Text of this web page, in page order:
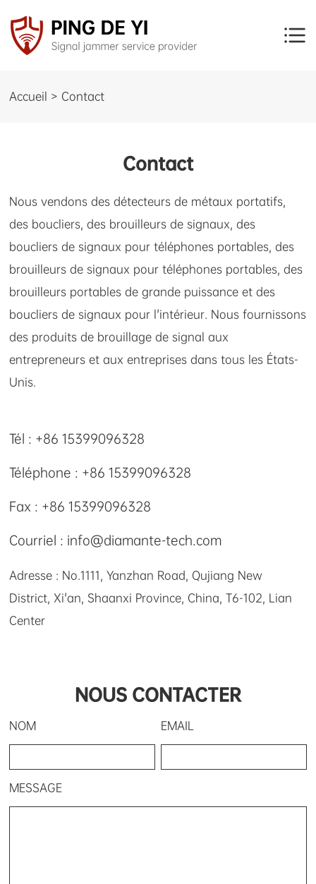
Accueil > Contact
Contact
Nous vendons des détecteurs de métaux portatifs,
des boucliers, des brouilleurs de signaux, des
boucliers de signaux pour téléphones portables, des
brouilleurs de signaux pour téléphones portables, des
brouilleurs portables de grande puissance et des
boucliers de signaux pour l'intérieur. Nous fournissons
des produits de brouillage de signal aux
entrepreneurs et aux entreprises dans tous les États-
Unis.
Tél : +86 15399096328
Téléphone : +86 15399096328
Fax : +86 15399096328
Courriel : info@diamante-tech.com
Adresse : No.1111, Yanzhan Road, Qujiang New
District, Xi'an, Shaanxi Province, China, T6-102, Lian
Center
NOUS CONTACTER
NOM EMAIL
MESSAGE